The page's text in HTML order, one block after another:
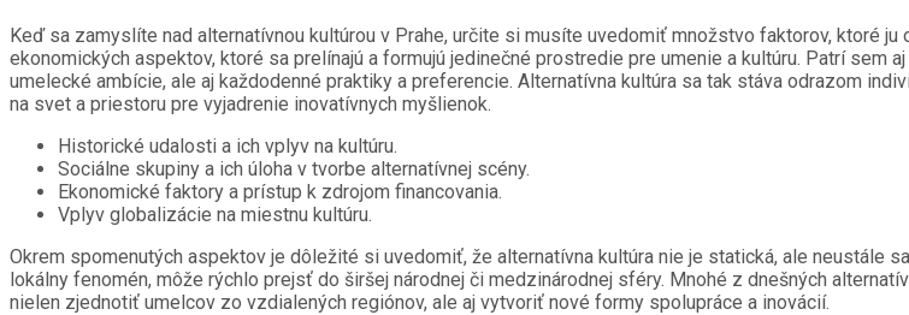
Keď sa zamyslíte nad alternatívnou kultúrou v Prahe, určite si musíte uvedomiť množstvo faktorov, ktoré
ekonomických aspektov, ktoré sa prelínajú a formujú jedinečné prostredie pre umenie a kultúru. Patrí sem
umelecké ambície, ale aj každodenné praktiky a preferencie. Alternatívna kultúra sa tak stáva odrazom
na svet a priestoru pre vyjadrenie inovatívnych myšlienok.
Historické udalosti a ich vplyv na kultúru.
Sociálne skupiny a ich úloha v tvorbe alternatívnej scény.
Ekonomické faktory a prístup k zdrojom financovania.
Vplyv globalizácie na miestnu kultúru.
Okrem spomenutých aspektov je dôležité si uvedomiť, že alternatívna kultúra nie je statická, ale neustále
lokálny fenomén, môže rýchlo prejsť do širšej národnej či medzinárodnej sféry. Mnohé z dnešných
nielen zjednotiť umelcov zo vzdialených regiónov, ale aj vytvoriť nové formy spolupráce a inovácií.